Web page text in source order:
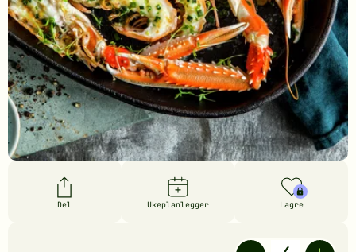
Del Ukeplanlegger Lagre